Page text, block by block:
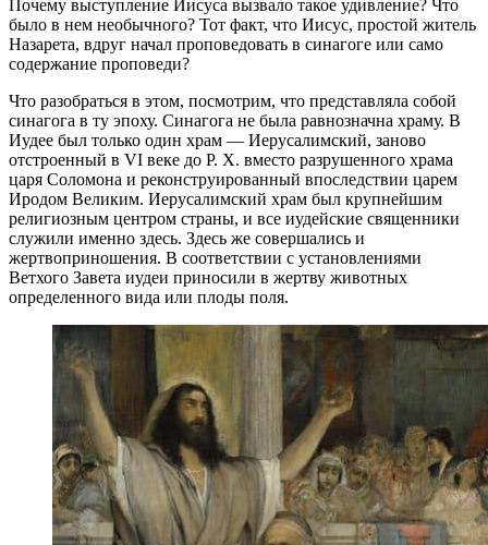
Почему выступление Иисуса вызвало такое удивление? Что
было в нем необычного? Тот факт, что Иисус, простой житель
Назарета, вдруг начал проповедовать в синагоге или само
содержание проповеди?
Что разобраться в этом, посмотрим, что представляла собой
синагога в ту эпоху. Синагога не была равнозначна храму. В
Иудее был только один храм — Иерусалимский, заново
отстроенный в VI веке до Р. Х. вместо разрушенного храма
царя Соломона и реконструированный впоследствии царем
Иродом Великим. Иерусалимский храм был крупнейшим
религиозным центром страны, и все иудейские священники
служили именно здесь. Здесь же совершались и
жертвоприношения. В соответствии с установлениями
Ветхого Завета иудеи приносили в жертву животных
определенного вида или плоды поля.